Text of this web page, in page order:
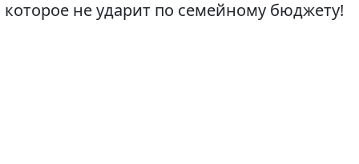
не ударит по семейному бюджету!